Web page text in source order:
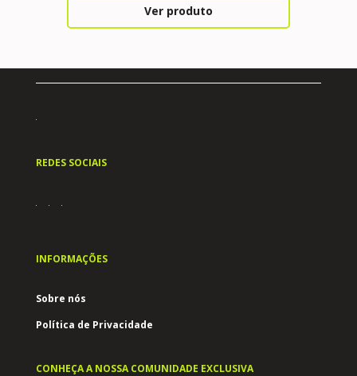
Ver produto
REDES SOCIAIS
INFORMAÇÕES
Sobre nós
Política de Privacidade
CONHEÇA A NOSSA COMUNIDADE EXCLUSIVA